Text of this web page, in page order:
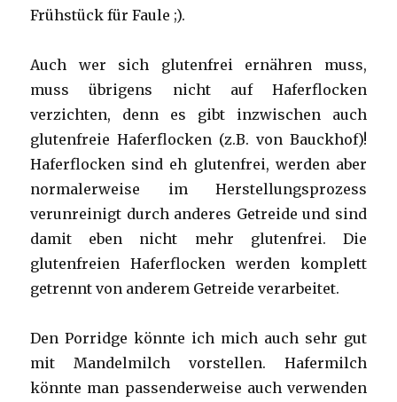
Frühstück für Faule ;).
Auch wer sich glutenfrei ernähren muss,
muss übrigens nicht auf Haferflocken
verzichten, denn es gibt inzwischen auch
glutenfreie Haferflocken (z.B. von Bauckhof)!
Haferflocken sind eh glutenfrei, werden aber
normalerweise im Herstellungsprozess
verunreinigt durch anderes Getreide und sind
damit eben nicht mehr glutenfrei. Die
glutenfreien Haferflocken werden komplett
getrennt von anderem Getreide verarbeitet.
Den Porridge könnte ich mich auch sehr gut
mit Mandelmilch vorstellen. Hafermilch
könnte man passenderweise auch verwenden